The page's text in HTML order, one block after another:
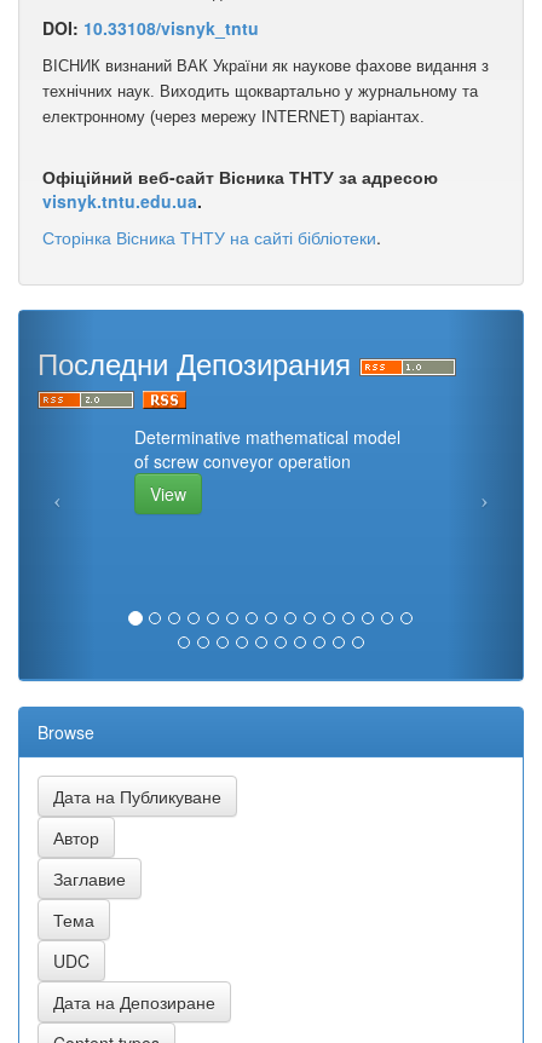
DOI: 10.33108/visnyk_tntu
ВІСНИК визнаний ВАК України як наукове фахове видання з
технічних наук. Виходить щоквартально у журнальному та
електронному (через мережу ІNТЕRNЕТ) варіантах.
Офіційний веб-сайт Вісника ТНТУ за адресою
visnyk.tntu.edu.ua.
Сторінка Вісника ТНТУ на сайті бібліотеки.
Последни Депозирания
Determinative mathematical model
of screw conveyor operation
View
Browse